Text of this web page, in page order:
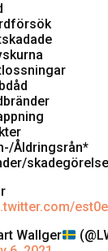
Åldringsrån*
Wallger